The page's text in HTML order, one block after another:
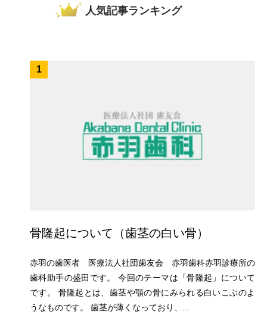
人気記事ランキング
1
骨隆起について（歯茎の白い骨）
赤羽の歯医者 医療法人社団歯友会 赤羽歯科赤羽診療所の
歯科助手の盛田です。 今回のテーマは「骨隆起」について
です。 骨隆起とは、歯茎や顎の骨にみられる白いこぶのよ
うなものです。 歯茎が薄くなっており、...